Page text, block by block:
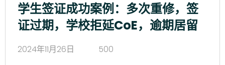
学生签证成功案例：多次重修，签
证过期，学校拒延CoE，逾期居留
2024年11月26日
500